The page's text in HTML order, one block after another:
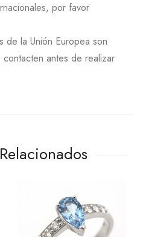
por favor
la Unión Europea son
antes de realizar